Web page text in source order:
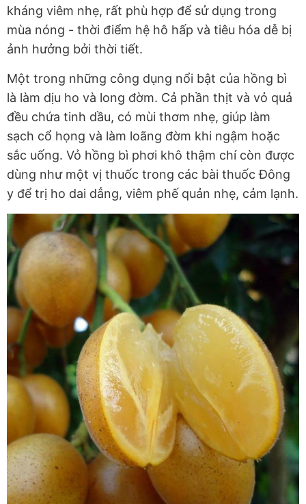
kháng viêm nhẹ, rất phù hợp để sử dụng trong
mùa nóng - thời điểm hệ hô hấp và tiêu hóa dễ bị
ảnh hưởng bởi thời tiết.
Một trong những công dụng nổi bật của hồng bì
là làm dịu ho và long đờm. Cả phần thịt và vỏ quả
đều chứa tinh dầu, có mùi thơm nhẹ, giúp làm
sạch cổ họng và làm loãng đờm khi ngậm hoặc
sắc uống. Vỏ hồng bì phơi khô thậm chí còn được
dùng như một vị thuốc trong các bài thuốc Đông
y để trị ho dai dẳng, viêm phế quản nhẹ, cảm lạnh.